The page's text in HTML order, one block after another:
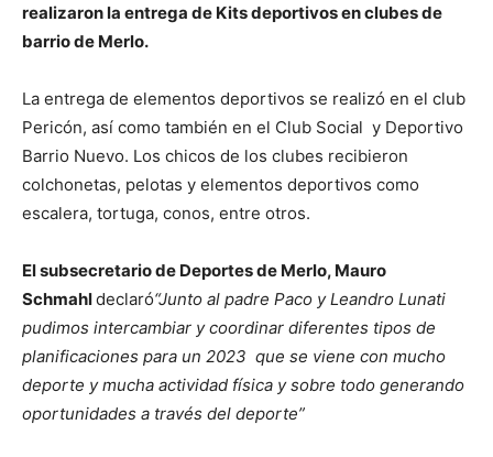
realizaron la entrega de Kits deportivos en clubes de
barrio de Merlo.
La entrega de elementos deportivos se realizó en el club
Pericón, así como también en el Club Social y Deportivo
Barrio Nuevo. Los chicos de los clubes recibieron
colchonetas, pelotas y elementos deportivos como
escalera, tortuga, conos, entre otros.
El subsecretario de Deportes de Merlo, Mauro
Schmahldeclaró“Junto al padre Paco y Leandro Lunati
pudimos intercambiar y coordinar diferentes tipos de
planificaciones para un 2023 que se viene con mucho
deporte y mucha actividad física y sobre todo generando
oportunidades a través del deporte”